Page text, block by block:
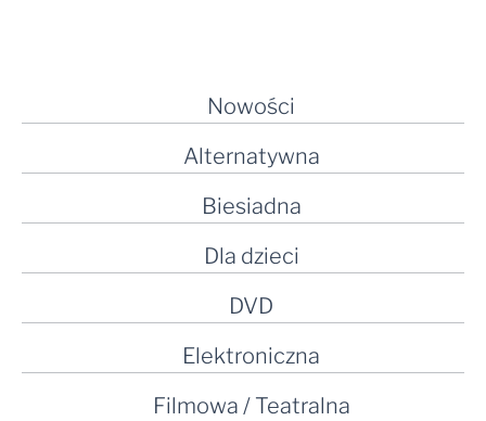
Nowości
Alternatywna
Biesiadna
Dla dzieci
DVD
Elektroniczna
Filmowa / Teatralna